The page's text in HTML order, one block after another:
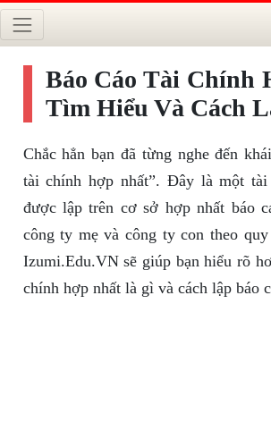
Báo Cáo Tài Chính
Tìm Hiểu Và Cách
Chắc hẳn bạn đã từng nghe đến
tài chính hợp nhất”. Đây là một
được lập trên cơ sở hợp nhất báo
công ty mẹ và công ty con theo
Izumi.Edu.VN sẽ giúp bạn hiểu rõ
chính hợp nhất là gì và cách lập báo